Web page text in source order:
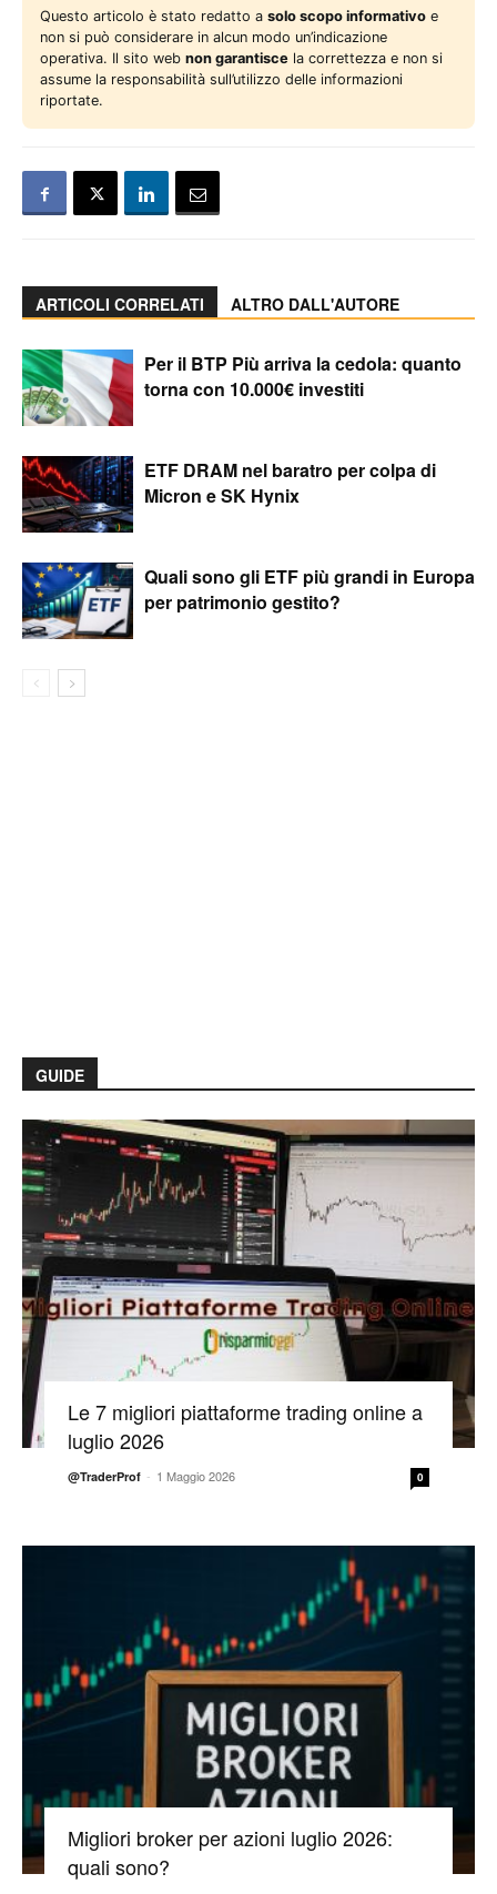
Questo articolo è stato redatto a solo scopo informativo e
non si può considerare in alcun modo un’indicazione
operativa. Il sito web non garantisce la correttezza e non si
assume la responsabilità sull’utilizzo delle informazioni
riportate.
ARTICOLI CORRELATI ALTRO DALL'AUTORE
Per il BTP Più arriva la cedola: quanto
torna con 10.000€ investiti
ETF DRAM nel baratro per colpa di
Micron e SK Hynix
Quali sono gli ETF più grandi in Europa
per patrimonio gestito?
GUIDE
Le 7 migliori piattaforme trading online a
luglio 2026
@TraderProf - 1 Maggio 2026 0
Migliori broker per azioni luglio 2026:
quali sono?